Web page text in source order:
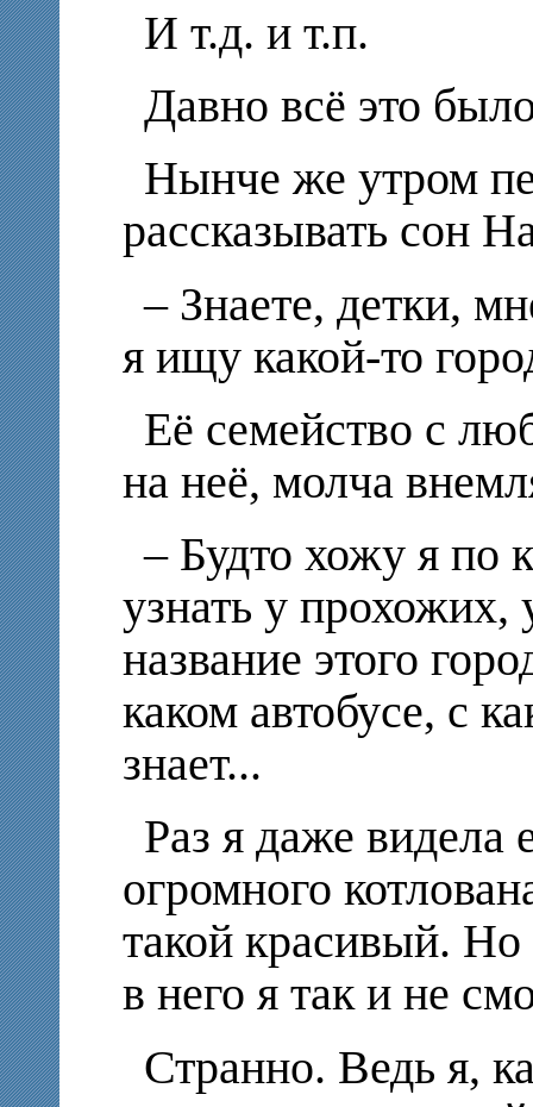
И т.д. и т.п.
Давно всё это
Нынче же утром
рассказывать сон
– Знаете, детки,
я ищу какой-то
Её семейство с
на неё, молча
– Будто хожу я по
узнать у
название этого
каком автобусе, с
знает...
Раз я даже видела
огромного
такой красивый. Но
в него я так и не
Странно. Ведь я,